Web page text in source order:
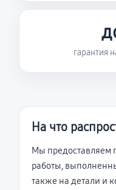
гарантия
На что
Мы предоставляем
работы,
также на детали и